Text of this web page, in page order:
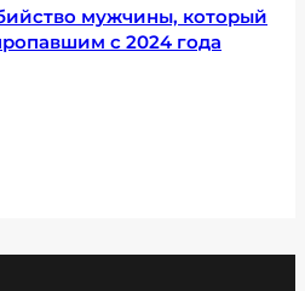
мужчины, который
с 2024 года